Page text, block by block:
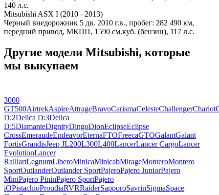
140 л.с.
Mitsubishi ASX I (2010 - 2013)
Черный внедорожник 5 дв. 2010 г.в., пробег: 282 490 км,
передний привод, МКПП, 1590 см.куб. (бензин), 117 л.с.
Другие модели Mitsubishi, которые
мы выкупаем
3000
GT500AirtrekAspireAttrageBravoCarismaCelesteChallengerChariot
D:2Delica D:3Delica
D:5DiamanteDignityDingoDionEclipseEclipse
CrossEmeraudeEndeavorEternaFTOFreecaGTOGalantGalant
FortisGrandisJeep JL200L300L400LancerLancer CargoLancer
EvolutionLancer
RalliartLegnumLiberoMinicaMinicabMirageMonteroMontero
SportOutlanderOutlander SportPajeroPajero JuniorPajero
MiniPajero PininPajero SportPajero
iOPistachioProudiaRVRRaiderSapporoSavrinSigmaSpace